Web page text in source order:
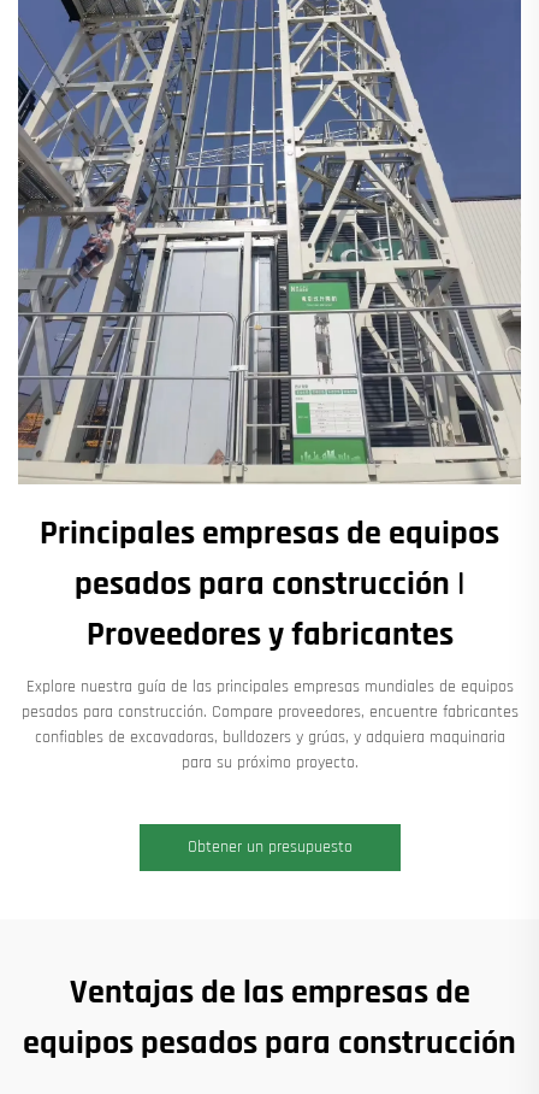
Principales empresas de equipos
pesados para construcción |
Proveedores y fabricantes
Explore nuestra guía de las principales empresas mundiales de equipos
pesados para construcción. Compare proveedores, encuentre fabricantes
confiables de excavadoras, bulldozers y grúas, y adquiera maquinaria
para su próximo proyecto.
Obtener un presupuesto
Ventajas de las empresas de
equipos pesados para construcción